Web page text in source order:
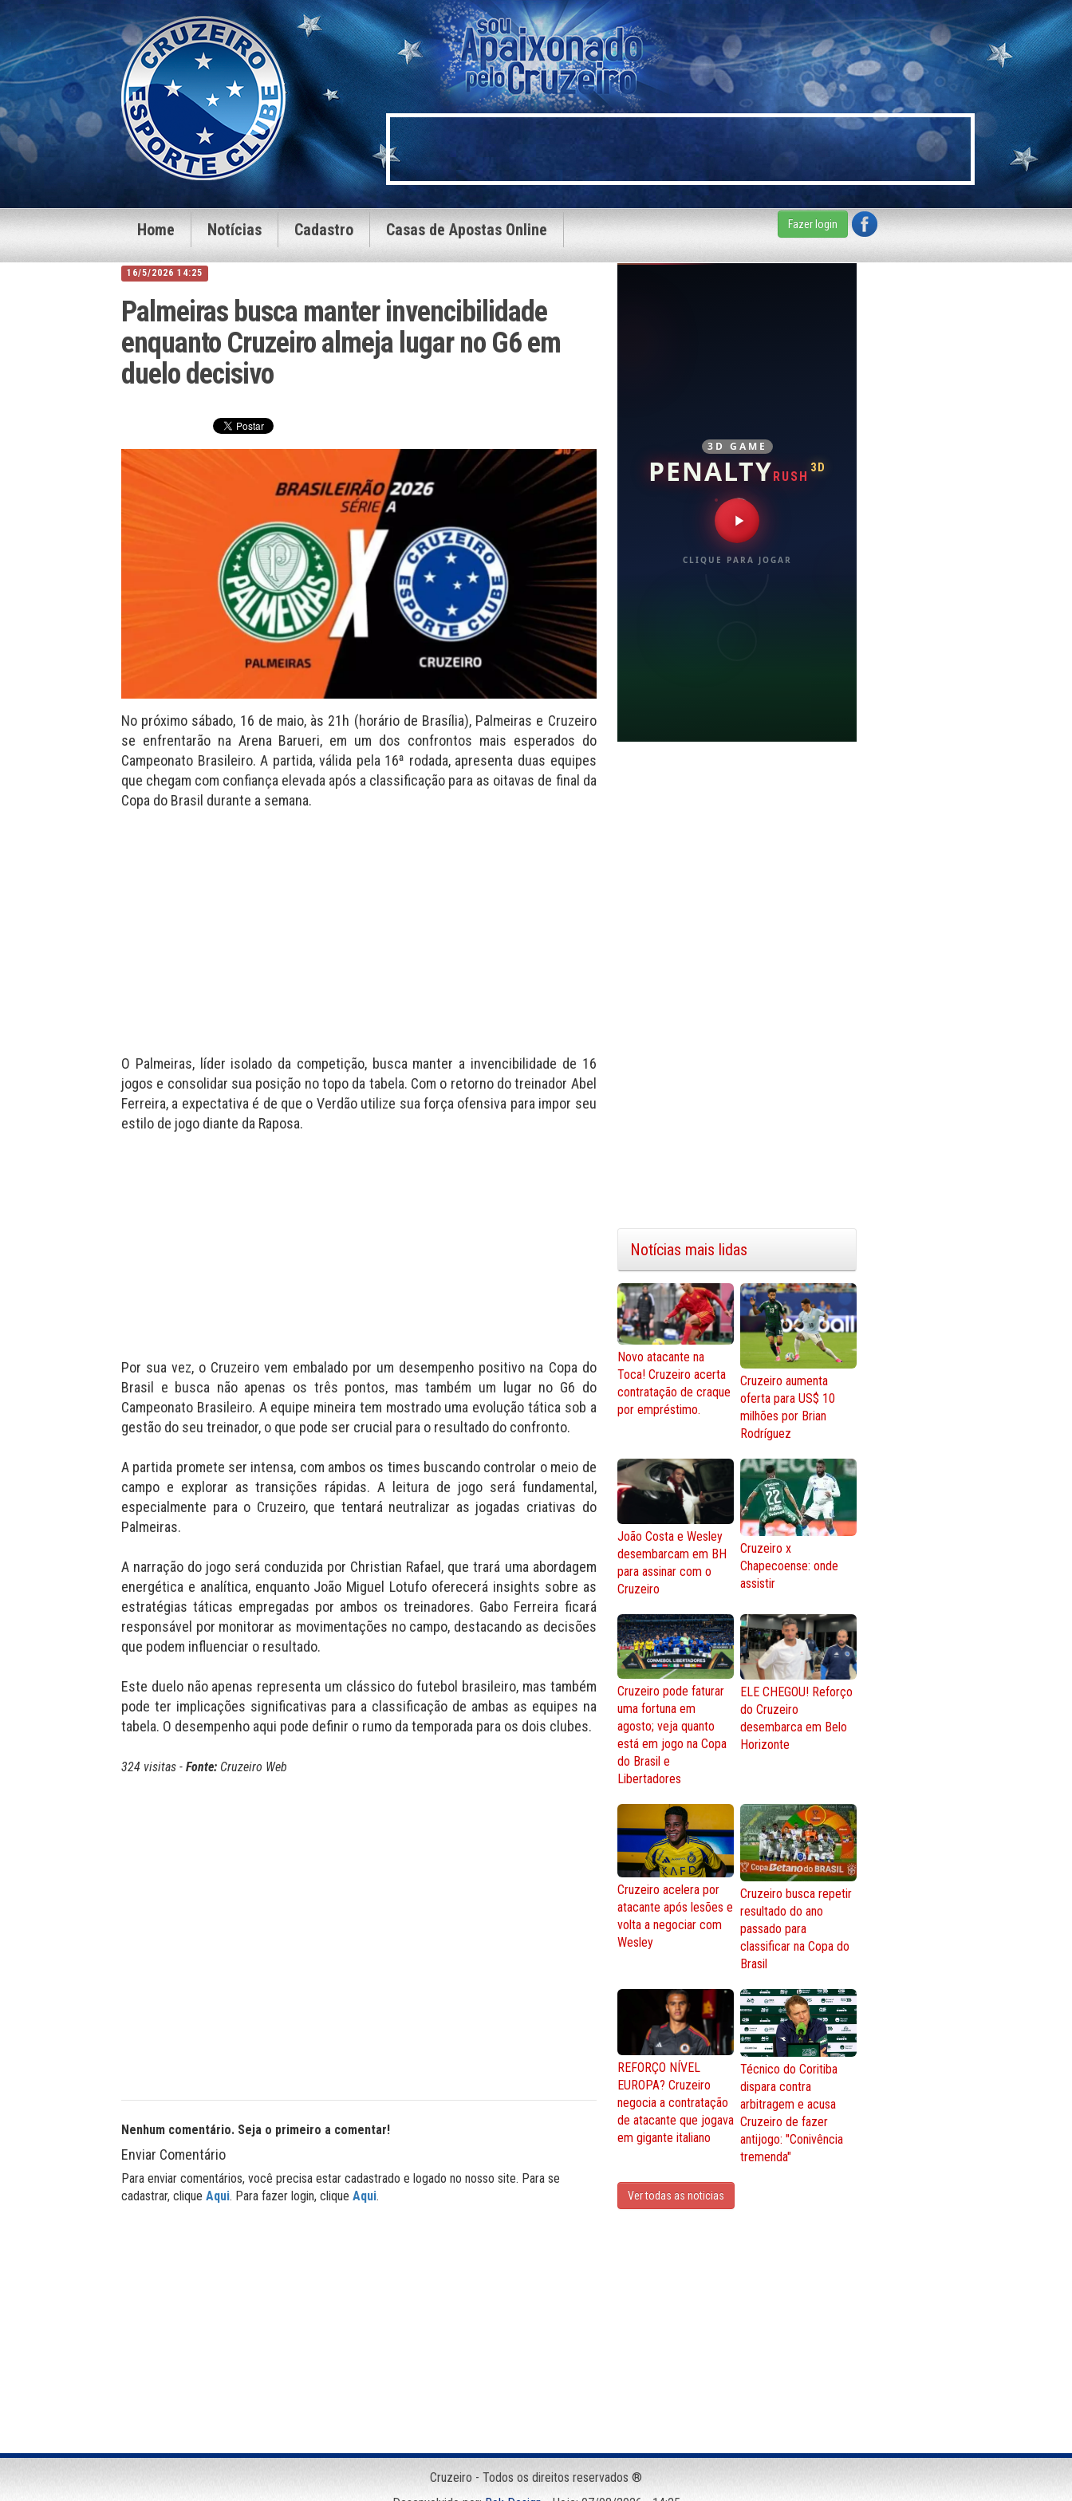
Home Notícias Cadastro Casas de Apostas Online Fazer login
16/5/2026 14:25
Palmeiras busca manter invencibilidade
enquanto Cruzeiro almeja lugar no G6 em
duelo decisivo
No próximo sábado, 16 de maio, às 21h (horário de Brasília), Palmeiras e Cruzeiro
se enfrentarão na Arena Barueri, em um dos confrontos mais esperados do
Campeonato Brasileiro. A partida, válida pela 16ª rodada, apresenta duas equipes
que chegam com confiança elevada após a classificação para as oitavas de final da
Copa do Brasil durante a semana.
O Palmeiras, líder isolado da competição, busca manter a invencibilidade de 16
jogos e consolidar sua posição no topo da tabela. Com o retorno do treinador Abel
Ferreira, a expectativa é de que o Verdão utilize sua força ofensiva para impor seu
estilo de jogo diante da Raposa.
Por sua vez, o Cruzeiro vem embalado por um desempenho positivo na Copa do
Brasil e busca não apenas os três pontos, mas também um lugar no G6 do
Campeonato Brasileiro. A equipe mineira tem mostrado uma evolução tática sob a
gestão do seu treinador, o que pode ser crucial para o resultado do confronto.
A partida promete ser intensa, com ambos os times buscando controlar o meio de
campo e explorar as transições rápidas. A leitura de jogo será fundamental,
especialmente para o Cruzeiro, que tentará neutralizar as jogadas criativas do
Palmeiras.
A narração do jogo será conduzida por Christian Rafael, que trará uma abordagem
energética e analítica, enquanto João Miguel Lotufo oferecerá insights sobre as
estratégias táticas empregadas por ambos os treinadores. Gabo Ferreira ficará
responsável por monitorar as movimentações no campo, destacando as decisões
que podem influenciar o resultado.
Este duelo não apenas representa um clássico do futebol brasileiro, mas também
pode ter implicações significativas para a classificação de ambas as equipes na
tabela. O desempenho aqui pode definir o rumo da temporada para os dois clubes.
324 visitas - Fonte: Cruzeiro Web
Nenhum comentário. Seja o primeiro a comentar!
Enviar Comentário
Para enviar comentários, você precisa estar cadastrado e logado no nosso site. Para se
cadastrar, clique Aqui. Para fazer login, clique Aqui.
3D GAME
PENALTYRUSH
3D
CLIQUE PARA JOGAR
Notícias mais lidas
Novo atacante na
Toca! Cruzeiro acerta
contratação de craque
por empréstimo.
Cruzeiro aumenta
oferta para US$ 10
milhões por Brian
Rodríguez
João Costa e Wesley
desembarcam em BH
para assinar com o
Cruzeiro
Cruzeiro x
Chapecoense: onde
assistir
Cruzeiro pode faturar
uma fortuna em
agosto; veja quanto
está em jogo na Copa
do Brasil e
Libertadores
ELE CHEGOU! Reforço
do Cruzeiro
desembarca em Belo
Horizonte
Cruzeiro acelera por
atacante após lesões e
volta a negociar com
Wesley
Cruzeiro busca repetir
resultado do ano
passado para
classificar na Copa do
Brasil
REFORÇO NÍVEL
EUROPA? Cruzeiro
negocia a contratação
de atacante que jogava
em gigante italiano
Técnico do Coritiba
dispara contra
arbitragem e acusa
Cruzeiro de fazer
antijogo: "Conivência
tremenda"
Ver todas as noticias
Cruzeiro - Todos os direitos reservados ®